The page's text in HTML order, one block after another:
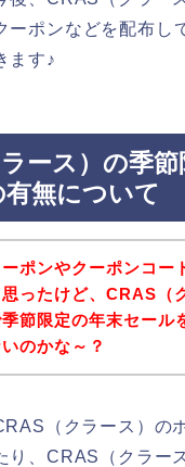
ーポンなどを配布し
ます♪
ース）の季節
無について
ポンやクーポンコー
ったけど、CRAS（
節限定の年末セール
のかな～？
（クラース）の
り、CRAS（クラー